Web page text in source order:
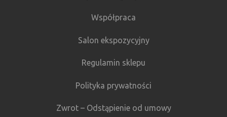
Współpraca
Salon ekspozycyjny
Regulamin sklepu
Polityka prywatności
Zwrot – Odstąpienie od umowy